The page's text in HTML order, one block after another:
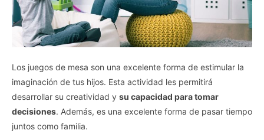
Los juegos de mesa son una excelente forma de estimular la
imaginación de tus hijos. Esta actividad les permitirá
desarrollar su creatividad y su capacidad para tomar
decisiones. Además, es una excelente forma de pasar tiempo
juntos como familia.